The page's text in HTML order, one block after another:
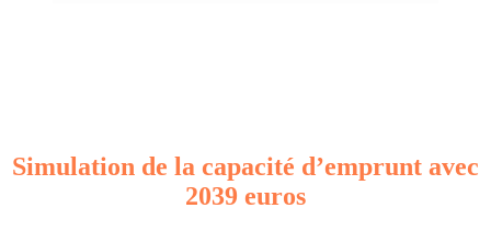
Simulation de la capacité d’emprunt avec
2039 euros